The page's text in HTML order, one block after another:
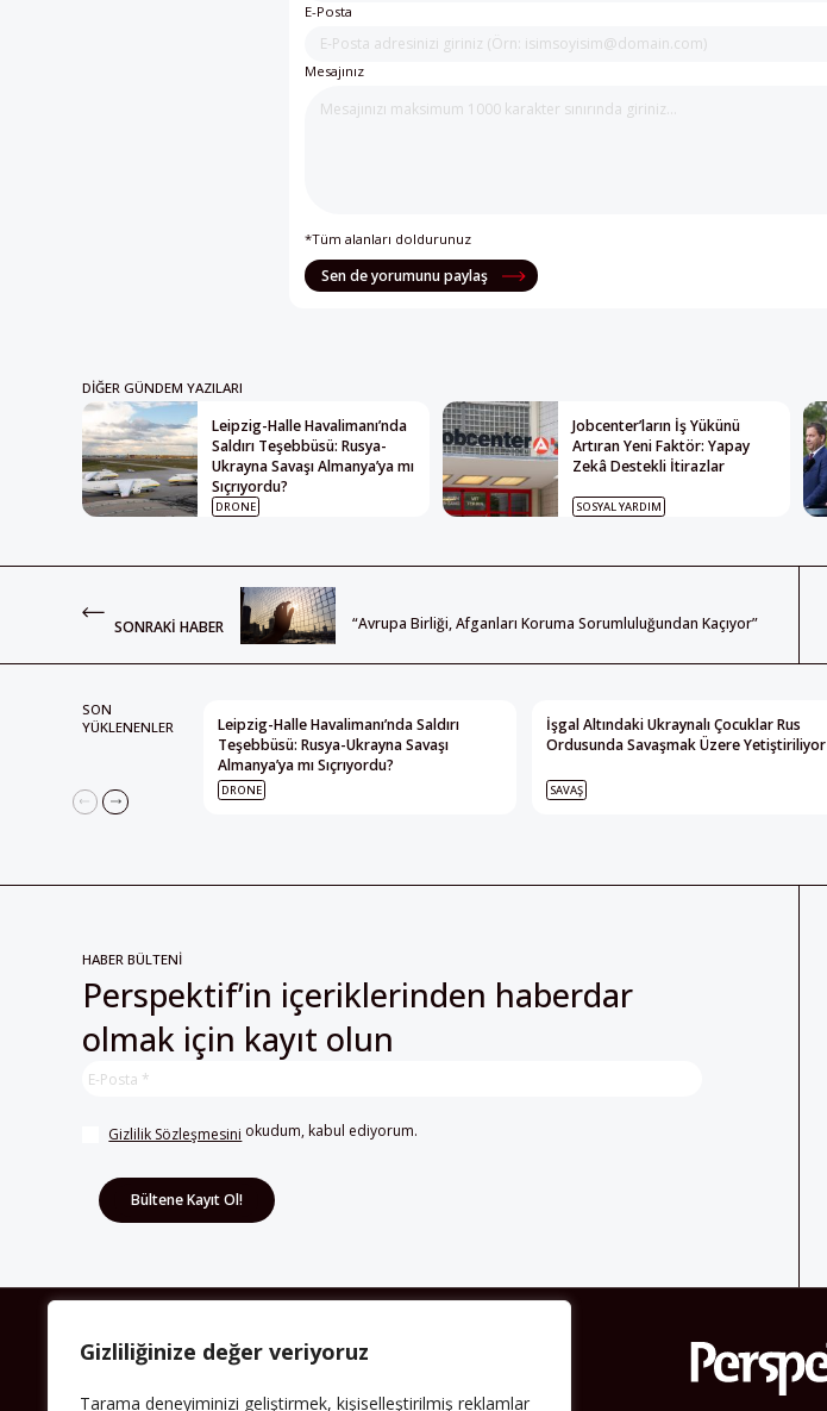
Gizliliğinize değer veriyoruz
Tarama deneyiminizi geliştirmek, kişiselleştirilmiş reklamlar
E-Posta
Mesajınız
*Tüm alanları doldurunuz
Sen de yorumunu paylaş
DIĞER GÜNDEM YAZILARI
Leipzig-Halle Havalimanı’nda
Saldırı Teşebbüsü: Rusya-
Ukrayna Savaşı Almanya’ya mı
Sıçrıyordu?
DRONE
Jobcenter’ların İş Yükünü
Artıran Yeni Faktör: Yapay
Zekâ Destekli İtirazlar
SOSYAL YARDIM
SONRAKI HABER “Avrupa Birliği, Afganları Koruma Sorumluluğundan Kaçıyor”
SON
YÜKLENENLER
Leipzig-Halle Havalimanı’nda Saldırı
Teşebbüsü: Rusya-Ukrayna Savaşı
Almanya’ya mı Sıçrıyordu?
DRONE
İşgal Altındaki Ukraynalı Çocuklar Rus
Ordusunda Savaşmak Üzere Yetiştiriliyor
SAVAŞ
HABER BÜLTENİ
Perspektif’in içeriklerinden haberdar
olmak için kayıt olun
Gizlilik Sözleşmesini okudum, kabul ediyorum.
HAKKIMIZDA